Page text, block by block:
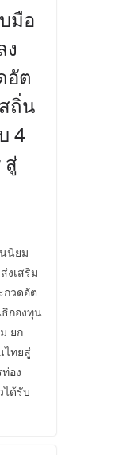
มือ
อัต
ถิ่น
4
สู่
นิยม
งเสริม
กวดอัต
กองทุน
ยก
ไทยสู่
อง
ได้รับ